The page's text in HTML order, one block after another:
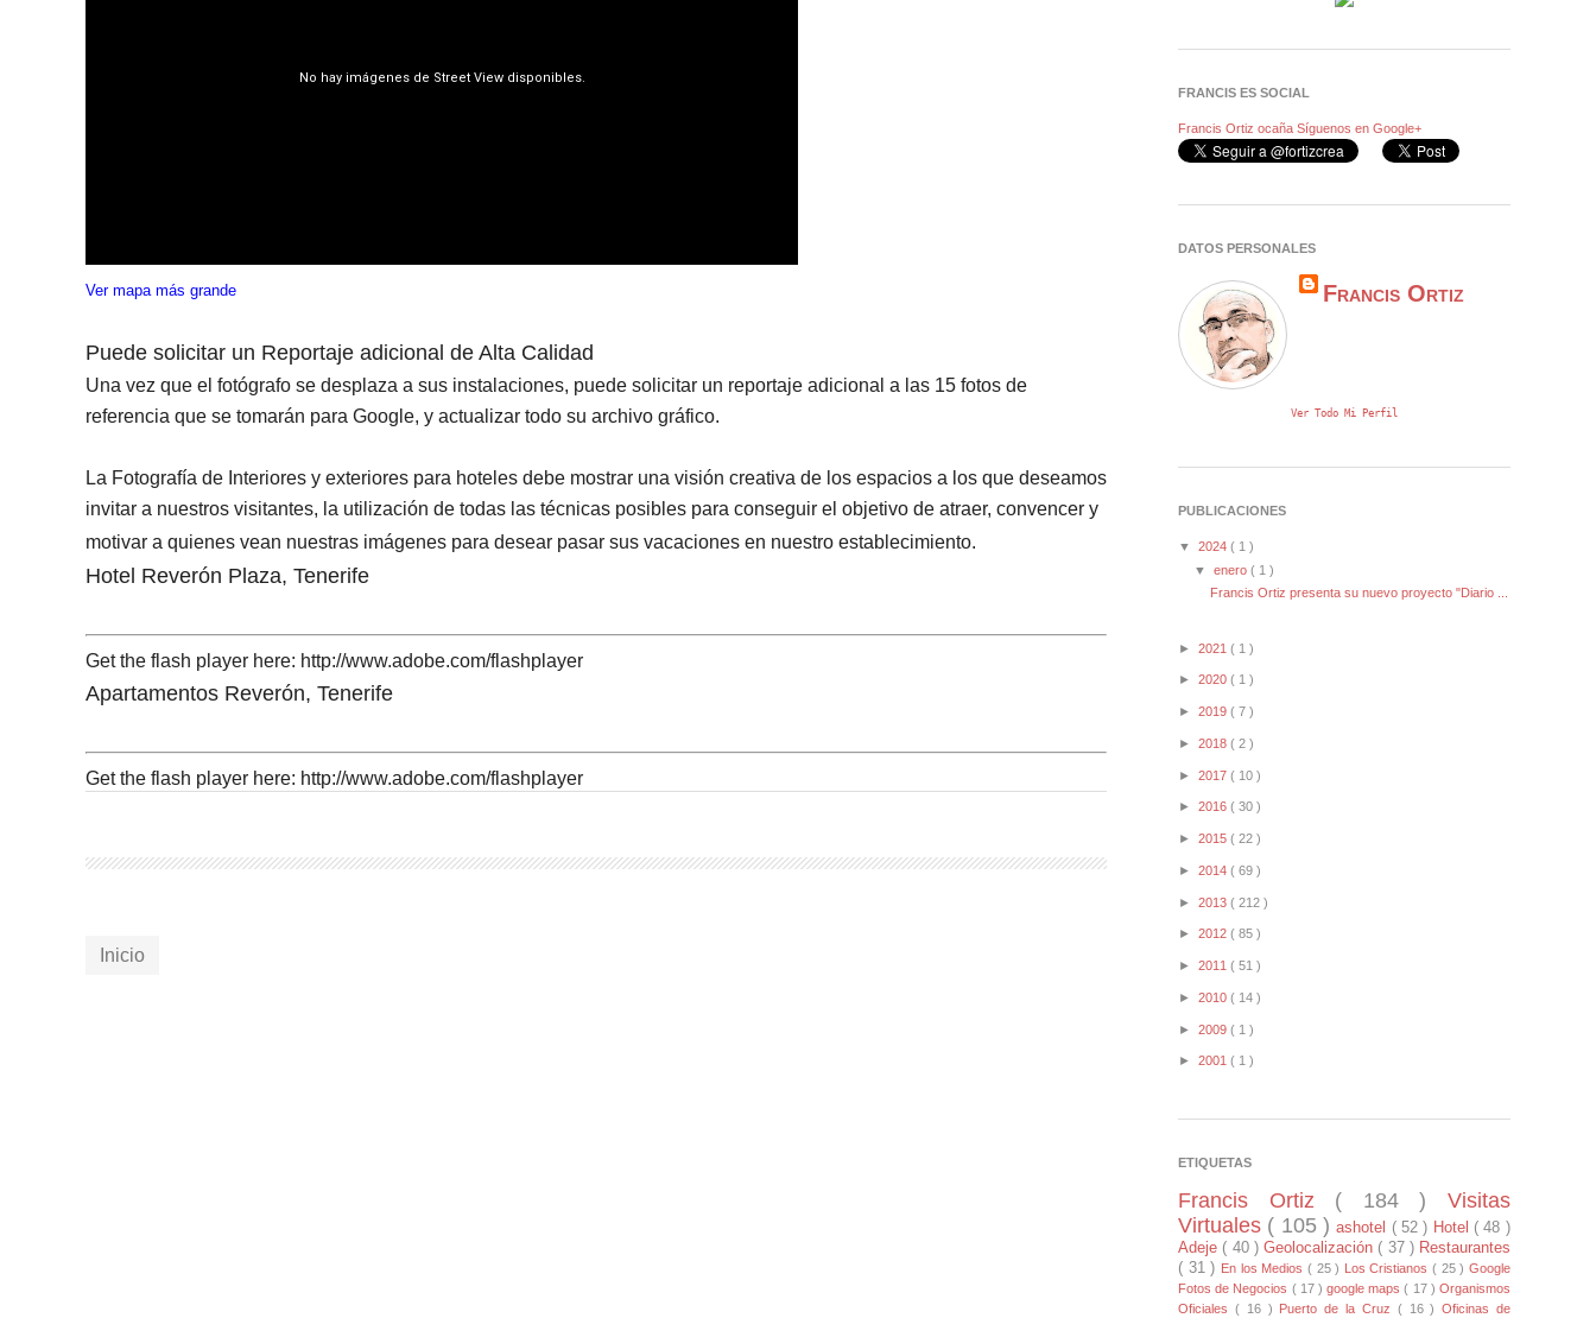
Ver mapa más grande
Puede solicitar un Reportaje adicional de Alta Calidad
Una vez que el fotógrafo se desplaza a sus instalaciones, puede solicitar un reportaje adicional a las 15 fotos de
referencia que se tomarán para Google, y actualizar todo su archivo gráfico.
La Fotografía de Interiores y exteriores para hoteles debe mostrar una visión creativa de los espacios a los que deseamos
invitar a nuestros visitantes, la utilización de todas las técnicas posibles para conseguir el objetivo de atraer, convencer y
motivar a quienes vean nuestras imágenes para desear pasar sus vacaciones en nuestro establecimiento.
Hotel Reverón Plaza, Tenerife
Get the flash player here: http://www.adobe.com/flashplayer
Apartamentos Reverón, Tenerife
Get the flash player here: http://www.adobe.com/flashplayer
Inicio
FRANCIS ES SOCIAL
Francis Ortiz ocaña Síguenos en Google+
DATOS PERSONALES
Francis Ortiz
Ver Todo Mi Perfil
PUBLICACIONES
▼ 2024 ( 1 )
▼enero( 1 )
Francis Ortiz presenta su nuevo proyecto "Diario ...
► 2021 ( 1 )
► 2020 ( 1 )
► 2019 ( 7 )
► 2018 ( 2 )
► 2017 ( 10 )
► 2016 ( 30 )
► 2015 ( 22 )
► 2014 ( 69 )
► 2013 ( 212 )
► 2012 ( 85 )
► 2011 ( 51 )
► 2010 ( 14 )
► 2009 ( 1 )
► 2001 ( 1 )
ETIQUETAS
Francis Ortiz ( 184 )Visitas
Virtuales ( 105 )ashotel ( 52 ) Hotel ( 48 )
Adeje ( 40 ) Geolocalización ( 37 ) Restaurantes
( 31 ) En los Medios ( 25 ) Los Cristianos( 25 )Google
Fotos de Negocios ( 17 )google maps( 17 )Organismos
Oficiales ( 16 ) Puerto de la Cruz ( 16 )Oficinas de